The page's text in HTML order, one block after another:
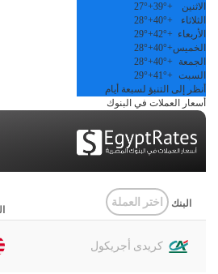
الاثنين
+
39°
+
27°
الثلاثاء
+
40°
+
28°
الأربعاء +
42°
+
29°
الخميس+
40°
+
28°
الجمعة
+
40°
+
28°
السبت +
41°
+
29°
أنظر إلى التنبؤ لسبعة أيام
أسعار العملات في البنوك